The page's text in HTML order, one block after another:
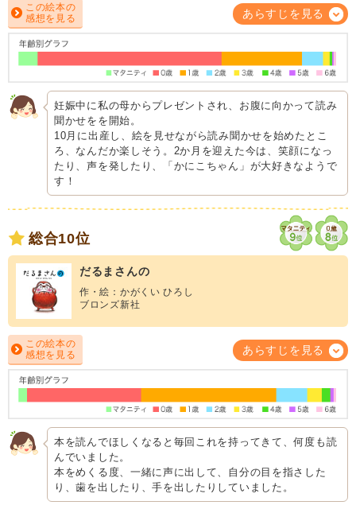
この絵本の
感想を見る
あらすじを見る
妊娠中に私の母からプレゼントされ、お腹に向かって読み
聞かせをを開始。
10月に出産し、絵を見せながら読み聞かせを始めたとこ
ろ、なんだか楽しそう。2か月を迎えた今は、笑顔になっ
たり、声を発したり、「かにこちゃん」が大好きなようで
す！
総合10位
だるまさんの
作・絵：かがくい ひろし
ブロンズ新社
この絵本の
感想を見る
あらすじを見る
本を読んでほしくなると毎回これを持ってきて、何度も読
んでいました。
本をめくる度、一緒に声に出して、自分の目を指さした
り、歯を出したり、手を出したりしていました。